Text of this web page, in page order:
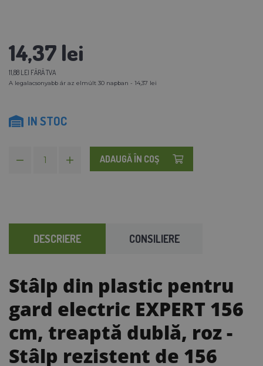
14,37 lei
11,88 LEI FĂRĂ TVA
A legalacsonyabb ár az elmúlt 30 napban - 14,37 lei
IN STOC
ADAUGĂ ÎN COŞ
DESCRIERE CONSILIERE
Stâlp din plastic pentru
gard electric EXPERT 156
cm, treaptă dublă, roz-
Stâlp rezistent de 156